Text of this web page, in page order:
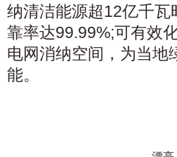
纳清洁能源超12亿千
靠率达99.99%;可有效
电网消纳空间，为当地
能。